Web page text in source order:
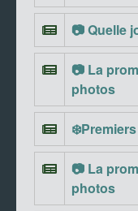
📷 Quelle
📷 La
photos
📷 La
photos